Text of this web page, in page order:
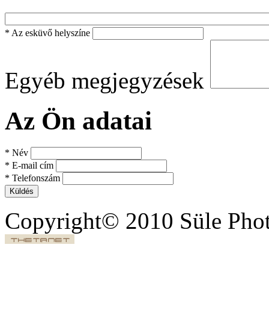
* Az esküvő helyszíne
Egyéb megjegyzések
Az Ön adatai
* Név
* E-mail cím
* Telefonszám
Küldés
Copyright© 2010 Süle